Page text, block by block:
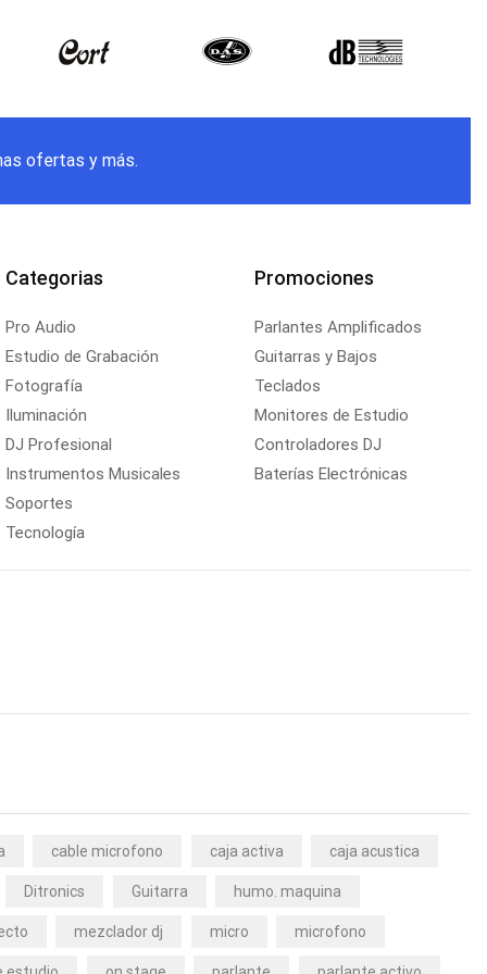
ofertas y más.
Categorias
Pro Audio
Estudio de Grabación
Fotografía
Iluminación
DJ Profesional
Instrumentos Musicales
Soportes
Tecnología
Promociones
Parlantes Amplificados
Guitarras y Bajos
Teclados
Monitores de Estudio
Controladores DJ
Baterías Electrónicas
cable microfono caja activa caja acustica
Ditronics Guitarra humo. maquina
mezclador dj micro microfono